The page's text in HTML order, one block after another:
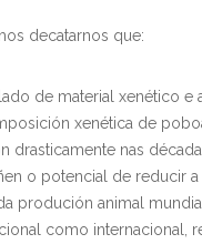
decatarnos que:
de material xenético e
xenética de
drasticamente nas
o potencial de reducir
produción animal mundial.
como internacional,